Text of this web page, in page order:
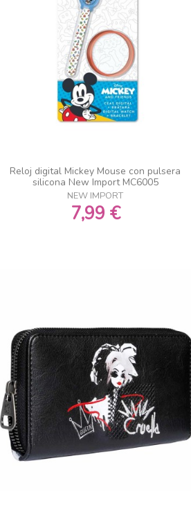
Reloj digital Mickey Mouse con pulsera
silicona New Import MC6005
NEW IMPORT
7,99 €